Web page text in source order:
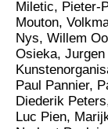
Miletic, Pieter-
Mouton,
Nys, Willem
Osieka,
Paul Pannier,
Diederik
Luc Pien,